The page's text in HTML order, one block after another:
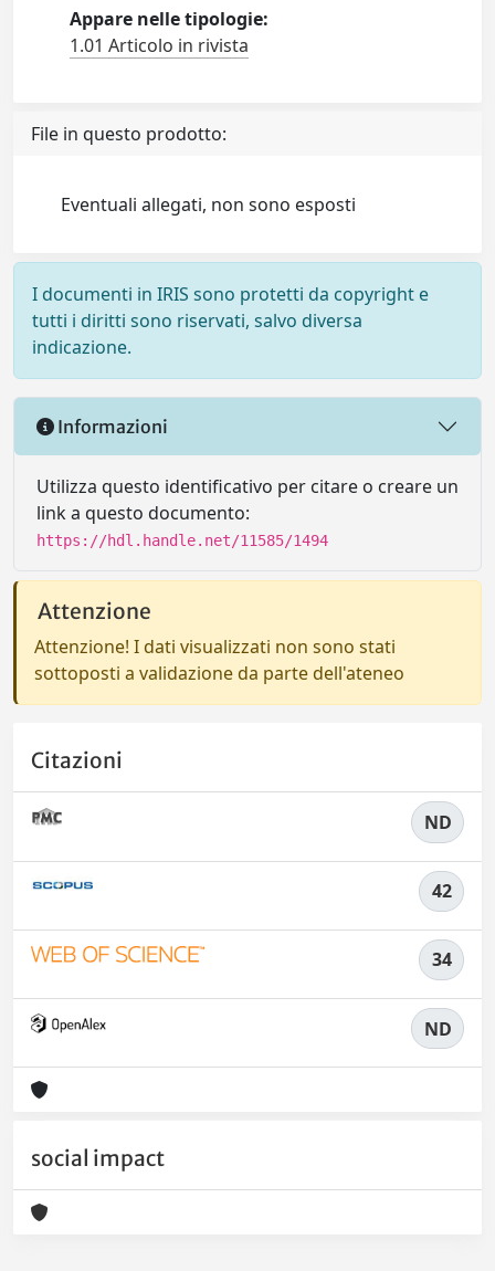
Appare nelle tipologie:
1.01 Articolo in rivista
File in questo prodotto:
Eventuali allegati, non sono esposti
I documenti in IRIS sono protetti da copyright e
tutti i diritti sono riservati, salvo diversa
indicazione.
Informazioni
Utilizza questo identificativo per citare o creare un
link a questo documento:
https://hdl.handle.net/11585/1494
Attenzione
Attenzione! I dati visualizzati non sono stati
sottoposti a validazione da parte dell'ateneo
Citazioni
ND
42
34
ND
social impact